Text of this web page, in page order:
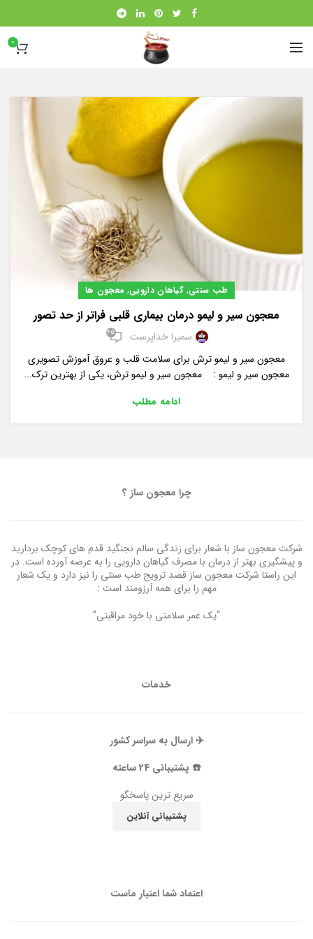
0
طب سنتی, گیاهان دارویی, معجون ها
معجون سیر و لیمو درمان بیماری قلبی فراتر از حد تصور
سمیرا خداپرست 45
معجون سیر و لیمو ترش برای سلامت قلب و عروق آموزش تصویری
معجون سیر و لیمو : معجون سیر و لیمو ترش، یکی از بهترین ترک...
ادامه مطلب
چرا معجون ساز ؟
شرکت معجون ساز با شعار برای زندگی سالم نجنگید قدم های کوچک بردارید
و پیشگیری بهتر از درمان با مصرف گیاهان دارویی را به عرصه آورده است. در
این راستا شرکت معجون ساز قصد ترویج طب سنتی را نیز دارد و یک شعار
مهم را برای همه آرزومند است :
“یک عمر سلامتی با خود مراقبتی”
خدمات
✈️ ارسال به سراسر کشور
☎️ پشتیبانی 24 ساعته
سریع ترین پاسخگو
پشتیبانی آنلاین
اعتماد شما اعتبار ماست